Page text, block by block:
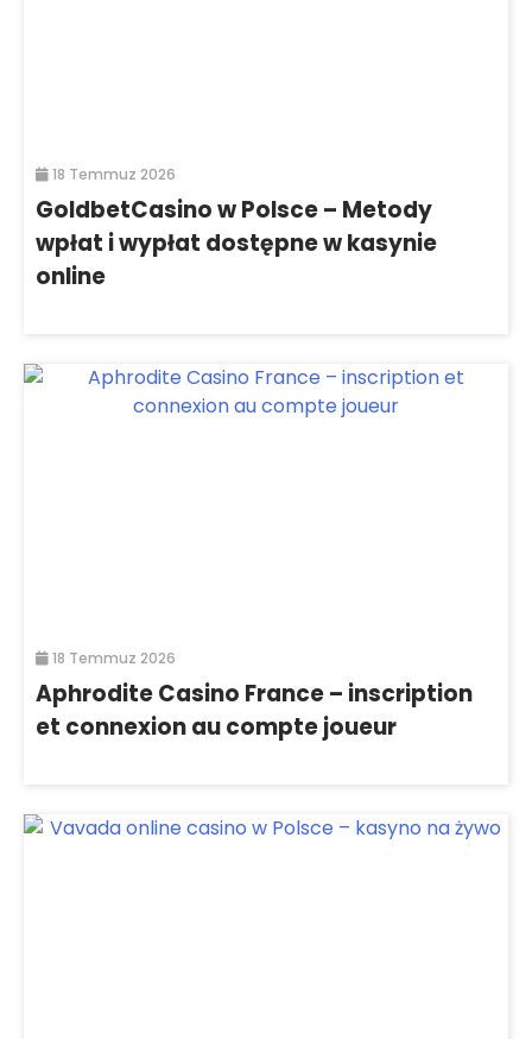
18 Temmuz 2026
GoldbetCasino w Polsce – Metody
wpłat i wypłat dostępne w kasynie
online
18 Temmuz 2026
Aphrodite Casino France – inscription
et connexion au compte joueur